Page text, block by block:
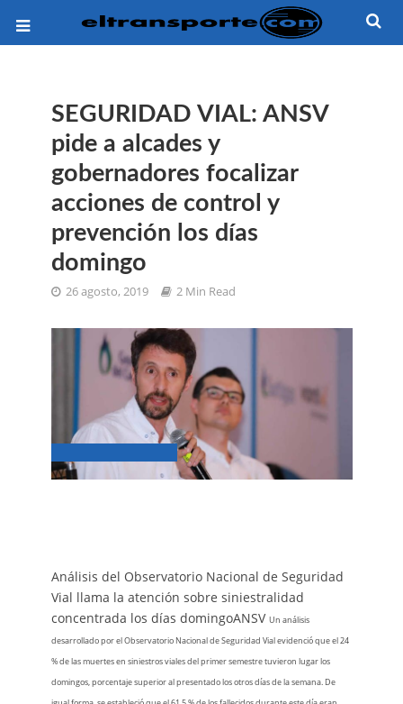
SEGURIDAD VIAL: ANSV
pide a alcades y
gobernadores focalizar
acciones de control y
prevención los días
domingo
26 agosto, 2019 2 Min Read
Análisis del Observatorio Nacional de Seguridad
Vial llama la atención sobre siniestralidad
concentrada los días domingoANSV Un análisis
desarrollado por el Observatorio Nacional de Seguridad Vial evidenció que el 24
% de las muertes en siniestros viales del primer semestre tuvieron lugar los
domingos, porcentaje superior al presentado los otros días de la semana. De